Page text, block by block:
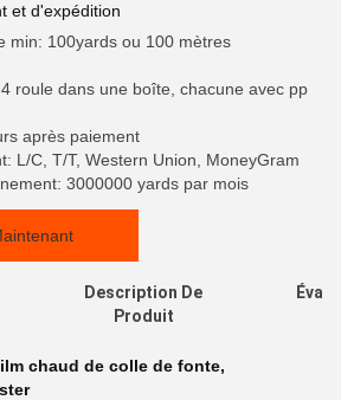
et d'expédition
min: 100yards ou 100 mètres
roule dans une boîte, chacune avec pp
après paiement
L/C, T/T, Western Union, MoneyGram
3000000 yards par mois
Description De
Produit
chaud de colle de fonte,